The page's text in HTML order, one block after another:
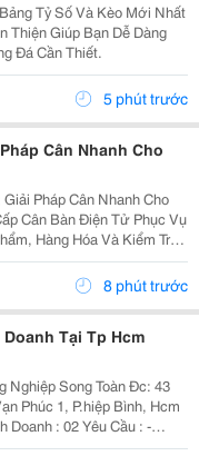
Tỷ Số Và Kèo Mới Nhất
Thiện Giúp Bạn Dễ Dàng
Đá Cần Thiết.
5 phút trước
Cân Nhanh Cho
Pháp Cân Nhanh Cho
Hàng Hóa Và Kiểm Tra
Với Thiết Kế
Mức Tải Trọng, Cân Bàn...
8 phút trước
Tại Tp Hcm
Song Toàn Đc: 43
Phúc 1, P.hiệp Bình, Hcm